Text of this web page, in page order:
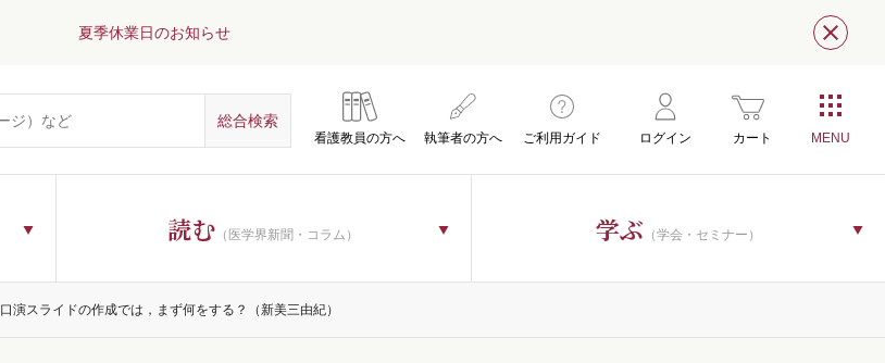
夏季休業日のお知らせ 閉じ
看護教員の方へ 執筆者の方へ ご利用ガイド ログイン カート
読む （医学界新聞・コラム） 学ぶ （学会・セミナー）
口演スライドの作成では，まず何をする？（新美三由紀）